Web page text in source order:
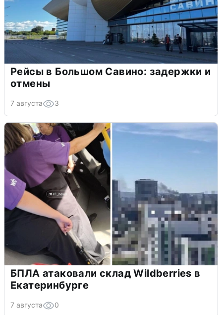
Рейсы в Большом Савино: задержки и
отмены
7 августа 3
БПЛА атаковали склад Wildberries в
Екатеринбурге
7 августа 0